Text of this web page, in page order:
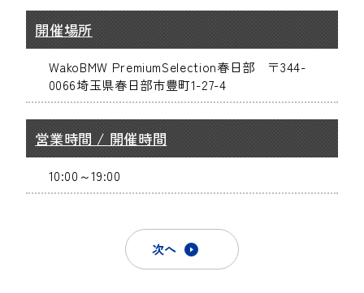
開催場所
WakoBMW PremiumSelection春日部 〒344-
0066埼玉県春日部市豊町1-27-4
営業時間 / 開催時間
10:00～19:00
次へ